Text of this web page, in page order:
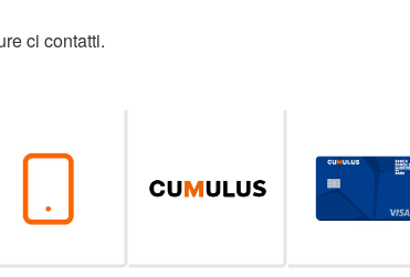
ci contatti.